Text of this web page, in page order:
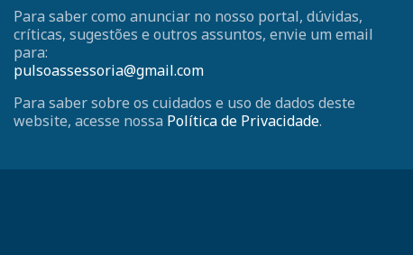
Para saber como anunciar no nosso portal, dúvidas,
críticas, sugestões e outros assuntos, envie um email
para:
pulsoassessoria@gmail.com
Para saber sobre os cuidados e uso de dados deste
website, acesse nossa Política de Privacidade.